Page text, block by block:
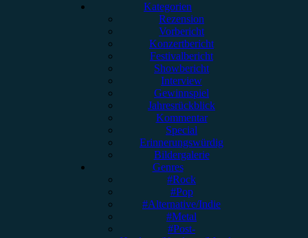
Kategorien
Rezension
Vorbericht
Konzertbericht
Festivalbericht
Showbericht
Interview
Gewinnspiel
Jahresrückblick
Kommentar
Special
Erinnerungswürdig
Bildergalerie
Genres
#Rock
#Pop
#Alternative/Indie
#Metal
#Post-